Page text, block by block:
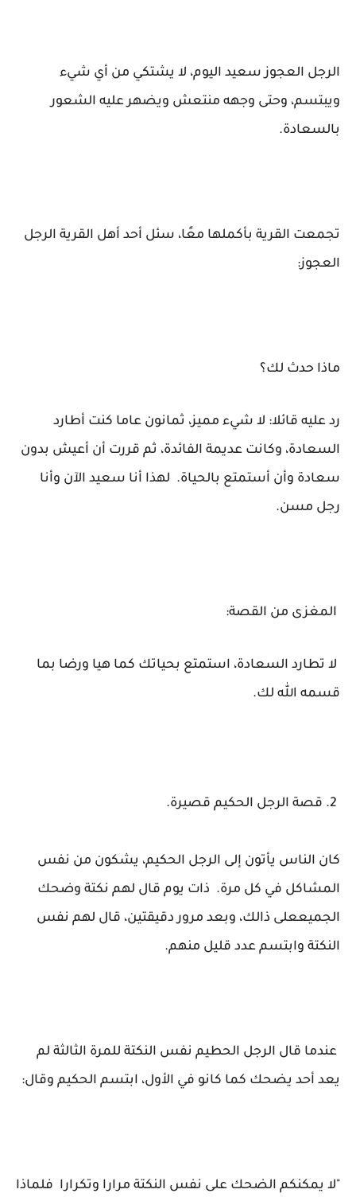
الرجل العجوز سعيد اليوم، لا يشتكي من أي شيء
ويبتسم، وحتى وجهه منتعش ويضهر عليه الشعور
بالسعادة.
تجمعت القرية بأكملها معًا، سئل أحد أهل القرية الرجل
العجوز:
ماذا حدث لك؟
رد عليه قائلا: لا شيء مميز، ثمانون عاما كنت أطارد
السعادة، وكانت عديمة الفائدة، ثم قررت أن أعيش بدون
سعادة وأن أستمتع بالحياة. لهذا أنا سعيد الآن وأنا
رجل مسن.
المغزى من القصة:
لا تطارد السعادة، استمتع بحياتك كما هيا ورضا بما
قسمه الله لك.
كان الناس يأتون إلى الرجل الحكيم، يشكون من نفس
المشاكل في كل مرة. ذات يوم قال لهم نكتة وضحك
الجميععلى ذالك، وبعد مرور دقيقتين، قال لهم نفس
النكتة وابتسم عدد قليل منهم.
عندما قال الرجل الحطيم نفس النكتة للمرة الثالثة لم
يعد أحد يضحك كما كانو في الأول، ابتسم الحكيم وقال:
"لا يمكنكم الضحك على نفس النكتة مرارا وتكرارا فلماذا